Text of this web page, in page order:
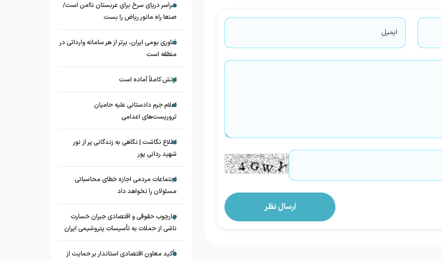
سراسر دریای سرخ برای عربستان ناامن است/
صنعا راه مانور ریاض را بست
فناوری بومی ایران، برتر از هر سامانه وارداتی در
منطقه است
ارتش کاملاً آماده است
اعلام جرم دادستانی علیه حامیان
تروریست‌های اعدامی
اطلاع نگاشت | نگاهی به زندگانی پر از نور
شهید ردانی پور
اجتماعات مردمی اجازه خطای محاسباتی
مسئولان را نخواهد داد
چارچوب حقوقی و اقتصادی جبران خسارت
ناشی از حملات به تأسیسات پتروشیمی ایران
تأکید معاون اقتصادی استاندار بر حمایت از